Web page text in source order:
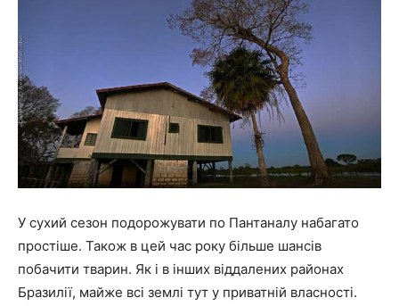
У сухий сезон подорожувати по Пантаналу набагато
простіше. Також в цей час року більше шансів
побачити тварин. Як і в інших віддалених районах
Бразилії, майже всі землі тут у приватній власності.